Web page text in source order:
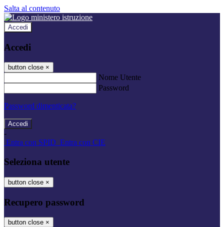
Salta al contenuto
Accedi
Accedi
button close ×
Nome Utente
Password
Password dimenticata?
-
Entra con SPID Entra con CIE
Seleziona utente
button close ×
Recupero password
button close ×